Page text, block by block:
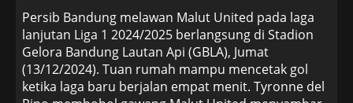
Persib Bandung melawan Malut United pada laga
lanjutan Liga 1 2024/2025 berlangsung di Stadion
Gelora Bandung Lautan Api (GBLA), Jumat
(13/12/2024). Tuan rumah mampu mencetak gol
ketika laga baru berjalan empat menit. Tyronne del